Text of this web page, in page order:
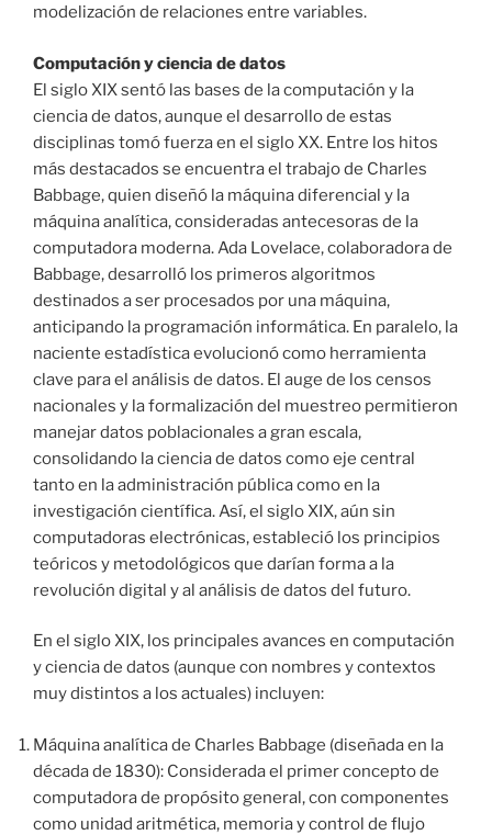
modelización de relaciones entre variables.
Computación y ciencia de datos
El siglo XIX sentó las bases de la computación y la
ciencia de datos, aunque el desarrollo de estas
disciplinas tomó fuerza en el siglo XX. Entre los hitos
más destacados se encuentra el trabajo de Charles
Babbage, quien diseñó la máquina diferencial y la
máquina analítica, consideradas antecesoras de la
computadora moderna. Ada Lovelace, colaboradora de
Babbage, desarrolló los primeros algoritmos
destinados a ser procesados por una máquina,
anticipando la programación informática. En paralelo, la
naciente estadística evolucionó como herramienta
clave para el análisis de datos. El auge de los censos
nacionales y la formalización del muestreo permitieron
manejar datos poblacionales a gran escala,
consolidando la ciencia de datos como eje central
tanto en la administración pública como en la
investigación científica. Así, el siglo XIX, aún sin
computadoras electrónicas, estableció los principios
teóricos y metodológicos que darían forma a la
revolución digital y al análisis de datos del futuro.
En el siglo XIX, los principales avances en computación
y ciencia de datos (aunque con nombres y contextos
muy distintos a los actuales) incluyen:
Máquina analítica de Charles Babbage (diseñada en la
década de 1830): Considerada el primer concepto de
computadora de propósito general, con componentes
como unidad aritmética, memoria y control de flujo